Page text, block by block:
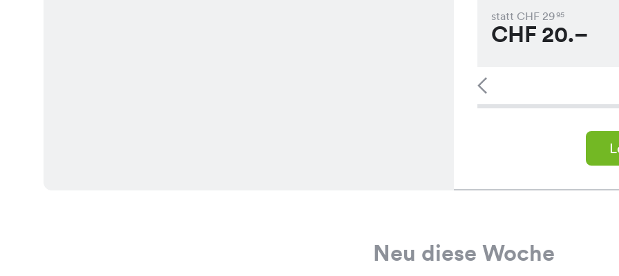
statt CHF 2995
CHF 20.–
Neu diese Woche